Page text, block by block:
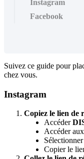
Instagram
Facebook
Suivez ce guide pour
chez vous.
Instagram
Copiez le lien de
Accéder
Accéder aux
Sélectionner
Copier le